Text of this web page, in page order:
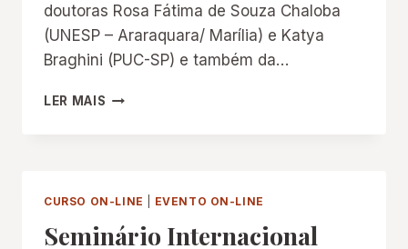
doutoras Rosa Fátima de Souza Chaloba
(UNESP – Araraquara/ Marília) e Katya
Braghini (PUC-SP) e também da…
LER MAIS SEGUNDA
ANPED
DEBATE:
“POLÍTICAS
CURSO ON-LINE EVENTO ON-LINE
Seminário Internacional